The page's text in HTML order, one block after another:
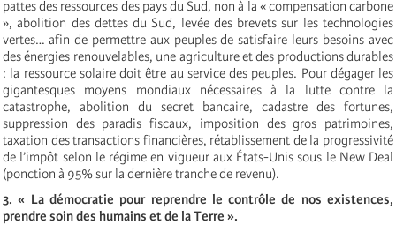
pattes des ressources des pays du Sud, non à la « compensation carbone
», abolition des dettes du Sud, levée des brevets sur les technologies
vertes… afin de permettre aux peuples de satisfaire leurs besoins avec
des énergies renouvelables, une agriculture et des productions durables
: la ressource solaire doit être au service des peuples. Pour dégager les
gigantesques moyens mondiaux nécessaires à la lutte contre la
catastrophe, abolition du secret bancaire, cadastre des fortunes,
suppression des paradis fiscaux, imposition des gros patrimoines,
taxation des transactions financières, rétablissement de la progressivité
de l’impôt selon le régime en vigueur aux États-Unis sous le New Deal
(ponction à 95% sur la dernière tranche de revenu).
3. « La démocratie pour reprendre le contrôle de nos existences,
prendre soin des humains et de la Terre ».